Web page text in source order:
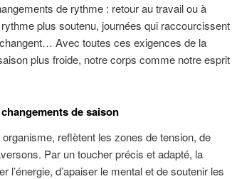
de rythme : retour au travail ou à
plus soutenu, journées qui raccourcissent
Avec toutes ces exigences de la
plus froide, notre corps comme notre esprit
de saison
reflètent les zones de tension, de
Par un toucher précis et adapté, la
l’énergie, d’apaiser le mental et de soutenir les